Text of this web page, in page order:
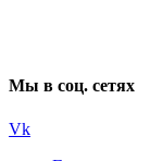
Мы в соц. сетях
Vk